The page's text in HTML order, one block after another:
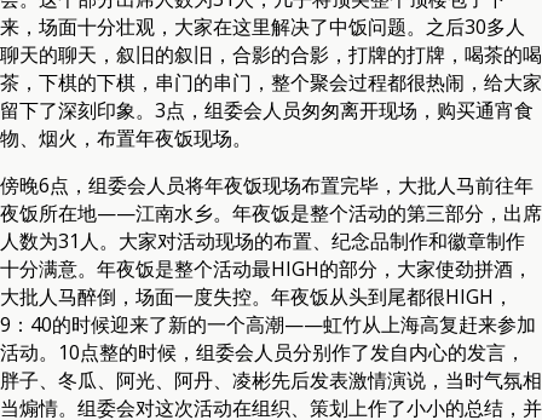
来，场面十分壮观，大家在这里解决了中饭问题。之后30多人
聊天的聊天，叙旧的叙旧，合影的合影，打牌的打牌，喝茶的喝
茶，下棋的下棋，串门的串门，整个聚会过程都很热闹，给大家
留下了深刻印象。3点，组委会人员匆匆离开现场，购买通宵食
物、烟火，布置年夜饭现场。
傍晚6点，组委会人员将年夜饭现场布置完毕，大批人马前往年
夜饭所在地——江南水乡。年夜饭是整个活动的第三部分，出席
人数为31人。大家对活动现场的布置、纪念品制作和徽章制作
十分满意。年夜饭是整个活动最HIGH的部分，大家使劲拼酒，
大批人马醉倒，场面一度失控。年夜饭从头到尾都很HIGH，
9：40的时候迎来了新的一个高潮——虹竹从上海高复赶来参加
活动。10点整的时候，组委会人员分别作了发自内心的发言，
胖子、冬瓜、阿光、阿丹、凌彬先后发表激情演说，当时气氛相
当煽情。组委会对这次活动在组织、策划上作了小小的总结，并